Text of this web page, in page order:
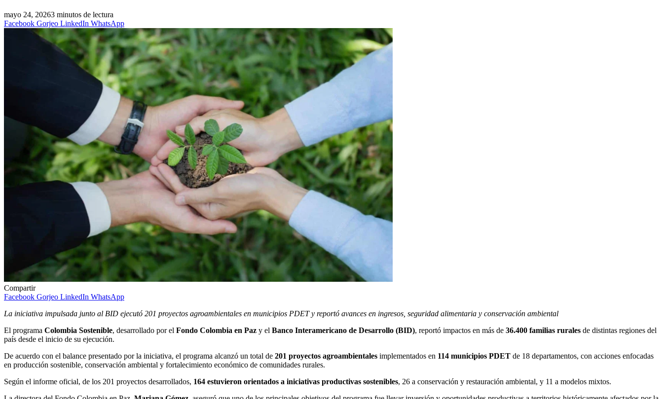
mayo 24, 20263 minutos de lectura
Facebook Gorjeo LinkedIn WhatsApp
Compartir
Facebook Gorjeo LinkedIn WhatsApp
La iniciativa impulsada junto al BID ejecutó 201 proyectos agroambientales en municipios PDET y reportó avances en ingresos, seguridad alimentaria y conservación ambiental
El programa Colombia Sostenible, desarrollado por el Fondo Colombia en Paz y el Banco Interamericano de Desarrollo (BID), reportó impactos en más de 36.400 familias rurales de distintas regiones del
país desde el inicio de su ejecución.
De acuerdo con el balance presentado por la iniciativa, el programa alcanzó un total de 201 proyectos agroambientales implementados en 114 municipios PDET de 18 departamentos, con acciones enfocadas
en producción sostenible, conservación ambiental y fortalecimiento económico de comunidades rurales.
Según el informe oficial, de los 201 proyectos desarrollados, 164 estuvieron orientados a iniciativas productivas sostenibles, 26 a conservación y restauración ambiental, y 11 a modelos mixtos.